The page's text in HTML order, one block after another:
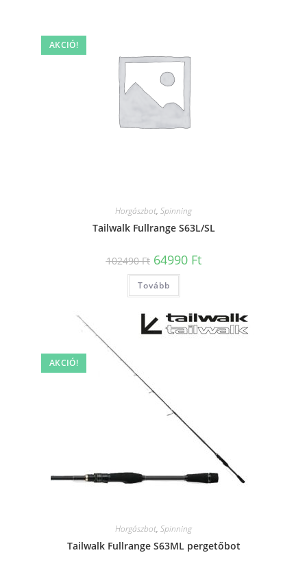
AKCIÓ!
Horgászbot, Spinning
Tailwalk Fullrange S63L/SL
102490Ft Original
price
was:
102490 Ft.
64990 FtCurrent
price
Tovább
AKCIÓ!
Horgászbot, Spinning
Tailwalk Fullrange S63ML pergetőbot